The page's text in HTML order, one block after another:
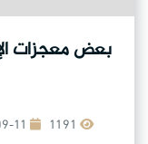
بعض معجزات
2024-09-11